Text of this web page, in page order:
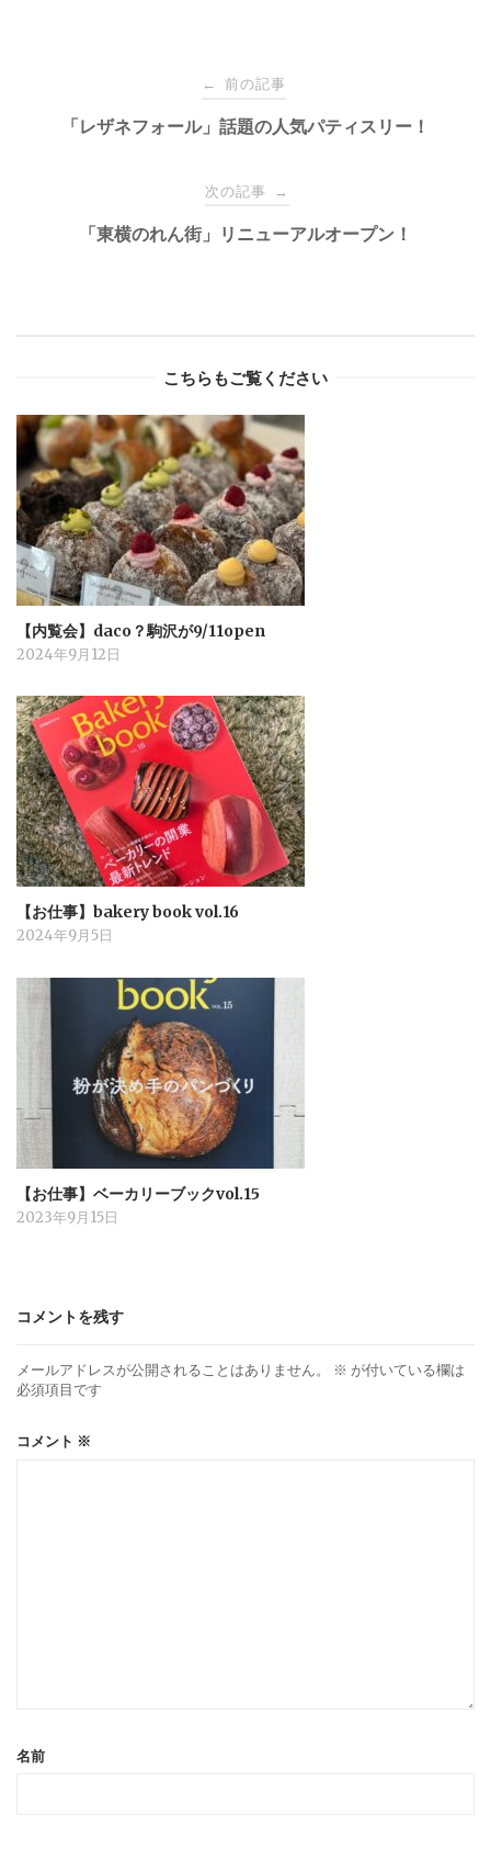
navigation
← 前の記事
「レザネフォール」話題の人気パティスリー！
次の記事 →
「東横のれん街」リニューアルオープン！
こちらもご覧ください
【内覧会】daco？駒沢が9/11open
2024年9月12日
【お仕事】bakery book vol.16
2024年9月5日
【お仕事】ベーカリーブックvol.15
2023年9月15日
コメントを残す
メールアドレスが公開されることはありません。 ※ が付いている欄は
必須項目です
コメント ※
名前